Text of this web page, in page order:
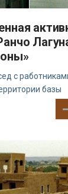
с
базы